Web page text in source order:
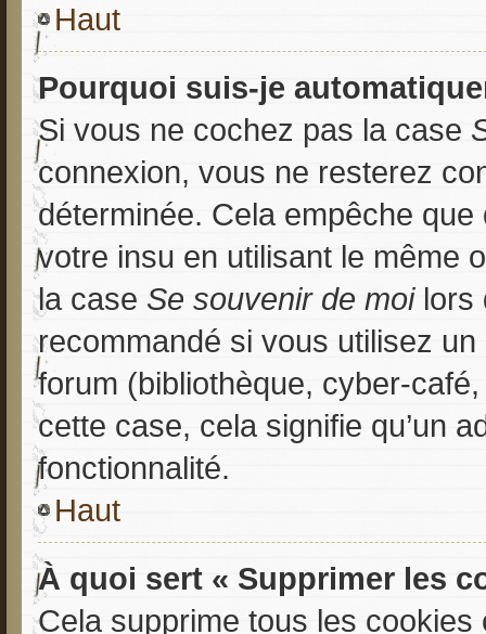
Haut
Pourquoi suis-je
Si vous ne cochez pas la case
connexion, vous ne resterez
déterminée. Cela empêche que
votre insu en utilisant le même
la case Se souvenir de moilors
recommandé si vous utilisez
forum (bibliothèque, cyber-
cette case, cela signifie qu’un
fonctionnalité.
Haut
À quoi sert « Supprimer les
Cela supprime tous les